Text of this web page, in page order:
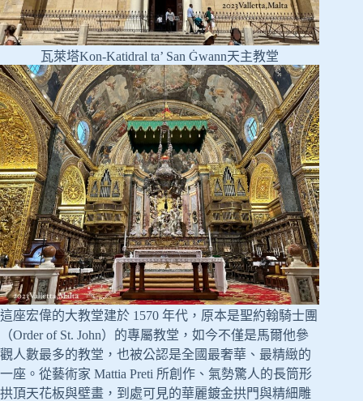
瓦萊塔Kon-Katidral ta’ San Ġwann天主教堂
這座宏偉的大教堂建於 1570 年代，原本是聖約翰騎士團
（Order of St. John）的專屬教堂，如今不僅是馬爾他參
觀人數最多的教堂，也被公認是全國最奢華、最精緻的
一座。從藝術家 Mattia Preti 所創作、氣勢驚人的長筒形
拱頂天花板與壁畫，到處可見的華麗鍍金拱門與精細雕